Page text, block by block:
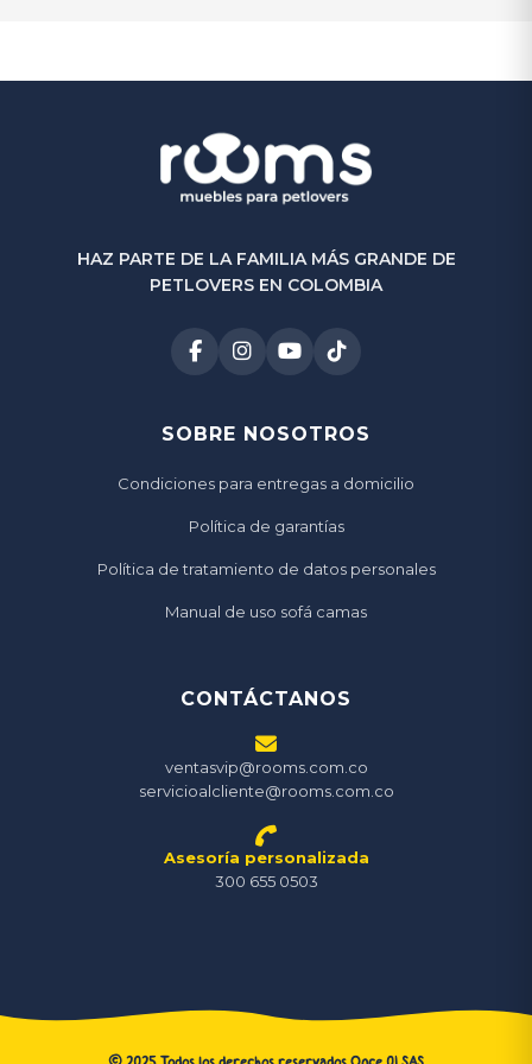
HAZ PARTE DE LA FAMILIA MÁS GRANDE DE
PETLOVERS EN COLOMBIA
SOBRE NOSOTROS
Condiciones para entregas a domicilio
Política de garantías
Política de tratamiento de datos personales
Manual de uso sofá camas
CONTÁCTANOS
ventasvip@rooms.com.co
servicioalcliente@rooms.com.co
Asesoría personalizada
300 655 0503